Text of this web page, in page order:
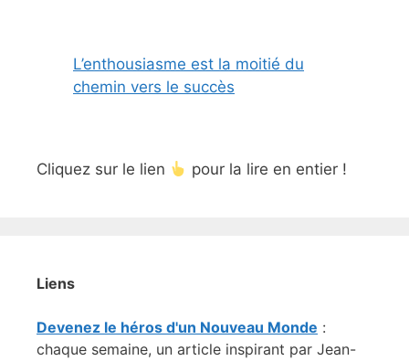
L’enthousiasme est la moitié du
chemin vers le succès
Cliquez sur le lien pour la lire en entier !
Liens
Devenez le héros d'un Nouveau Monde :
chaque semaine, un article inspirant par Jean-